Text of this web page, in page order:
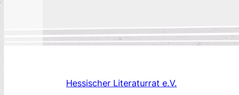
Hessischer Literaturrat e.V.